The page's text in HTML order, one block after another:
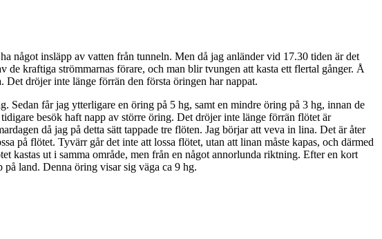
något insläpp av vatten från tunneln. Men då jag anländer vid 17.30 tiden är det
kraftiga strömmarnas förare, och man blir tvungen att kasta ett flertal gånger. Å
Det dröjer inte länge förrän den första öringen har nappat.
Sedan får jag ytterligare en öring på 5 hg, samt en mindre öring på 3 hg, innan de
besök haft napp av större öring. Det dröjer inte länge förrän flötet är
då jag på detta sätt tappade tre flöten. Jag börjar att veva in lina. Det är åter
på flötet. Tyvärr går det inte att lossa flötet, utan att linan måste kapas, och därmed
kastas ut i samma område, men från en något annorlunda riktning. Efter en kort
land. Denna öring visar sig väga ca 9 hg.